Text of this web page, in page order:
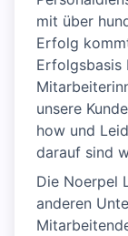
mit über
Erfolg
Erfolgsbasis
unsere
how und
darauf sind
Die Noerpel
anderen